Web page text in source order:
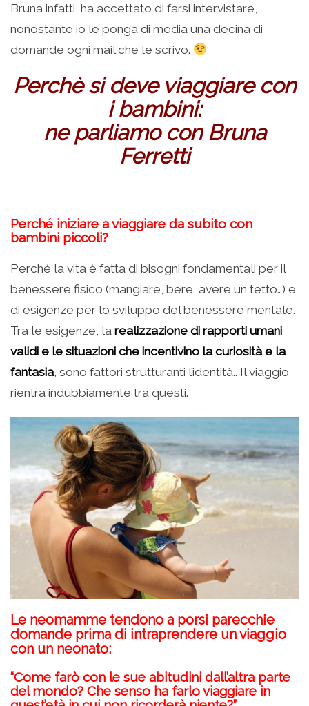
Bruna infatti, ha accettato di farsi intervistare,
nonostante io le ponga di media una decina di
domande ogni mail che le scrivo.
Perchè si deve viaggiare con
i bambini:
ne parliamo con Bruna
Ferretti
Perché iniziare a viaggiare da subito con
bambini piccoli?
Perché la vita è fatta di bisogni fondamentali per il
benessere fisico (mangiare, bere, avere un tetto…) e
di esigenze per lo sviluppo del benessere mentale.
Tra le esigenze, la realizzazione di rapporti umani
validi e le situazioni che incentivino la curiosità e la
fantasia, sono fattori strutturanti l’identità.. Il viaggio
rientra indubbiamente tra questi.
Le neomamme tendono a porsi parecchie
domande prima di intraprendere un viaggio
con un neonato:
“Come farò con le sue abitudini dall’altra parte
del mondo? Che senso ha farlo viaggiare in